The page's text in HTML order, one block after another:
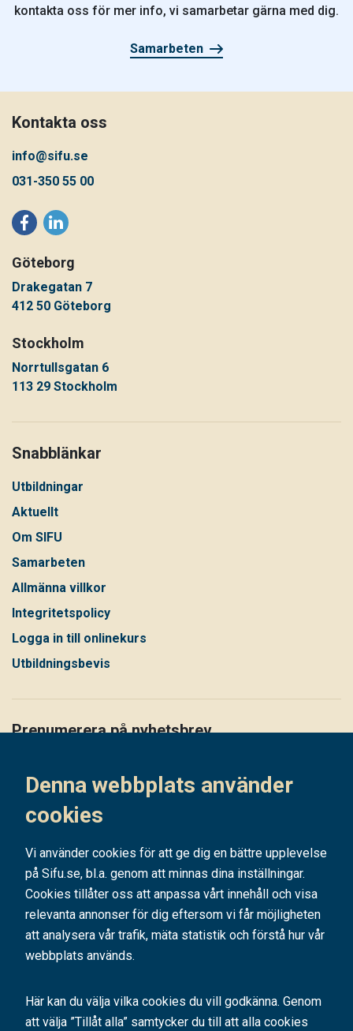
Denna webbplats använder
cookies
Vi använder cookies för att ge dig en bättre upplevelse
på Sifu.se, bl.a. genom att minnas dina inställningar.
Cookies tillåter oss att anpassa vårt innehåll och visa
relevanta annonser för dig eftersom vi får möjligheten
att analysera vår trafik, mäta statistik och förstå hur vår
webbplats används.
Här kan du välja vilka cookies du vill godkänna. Genom
att välja ”Tillåt alla” samtycker du till att alla cookies
kontakta oss för mer info, vi samarbetar gärna med dig.
Samarbeten
Kontakta oss
info@sifu.se
031-350 55 00
Göteborg
Drakegatan 7
412 50 Göteborg
Stockholm
Norrtullsgatan 6
113 29 Stockholm
Snabblänkar
Utbildningar
Aktuellt
Om SIFU
Samarbeten
Allmänna villkor
Integritetspolicy
Logga in till onlinekurs
Utbildningsbevis
Prenumerera på nyhetsbrev
Prenumerera
SIFU är ett av Sveriges ledande utbildningsföretag. Med hundratals kurser